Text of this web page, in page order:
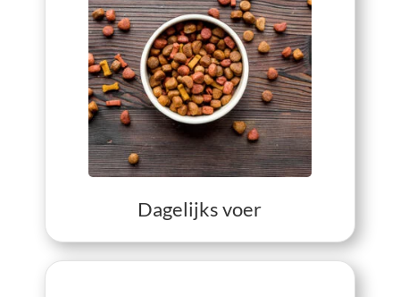
Dagelijks voer